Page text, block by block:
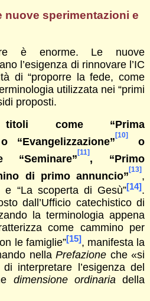
nuove sperimentazioni e
è enorme. Le nuove
l’esigenza di rinnovare l’IC
di “proporre la fede, come
utilizzata nei “primi
proposti.
come “Prima
o “Evangelizzazione”
[10]
o
[11]
, “Primo
di primo annuncio”
[13]
,
e “La scoperta di Gesù”[14].
dall’Ufficio catechistico di
la terminologia appena
come cammino per
le famiglie”[15], manifesta la
nellaPrefazione che «si
interpretare l’esigenza del
dimensione ordinariadella